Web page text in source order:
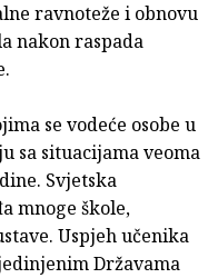
ravnoteže i obnovu
nakon raspada
se vodeće osobe u
sa situacijama veoma
Svjetska
mnoge škole,
Uspjeh učenika
Državama